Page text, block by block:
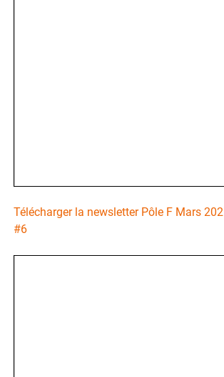
Télécharger la newsletter Pôle F Mars
#6